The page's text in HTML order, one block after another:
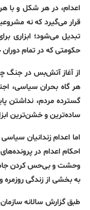
اعدام، در هر شکل و با
قرار می‌گیرد که نه
تبدیل می‌شود؛ ابزاری
حکومتی که در تمام
از آغاز آتش‌بس در جنگ
هر گاه بحران سیاسی،
گسترده مردم، نداشتن
ساده‌ترین و خشن‌ترین
اما اعدام زندانیان
احکام اعدام در
وحشت و بی‌حس کردن
به بخشی از زندگی